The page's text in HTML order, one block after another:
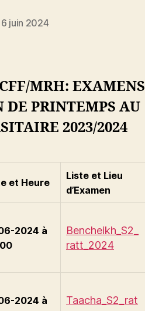
6 juin 2024
MRH: EXAMENS
DE PRINTEMPS AU
2023/2024
et Heure
Liste et Lieu
d’Examen
2024 à
Bencheikh_S2_
ratt_2024
2024 à
Taacha_S2_rat